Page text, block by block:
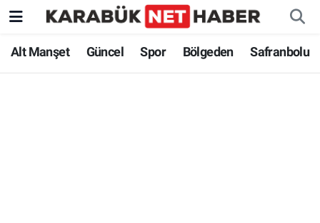
Alt Manşet Güncel Spor Bölgeden Safranbolu